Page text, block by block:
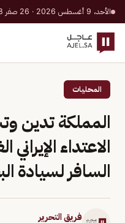
الأحد، 9 أغسطس 2026 · 26 صفر 1448 هـ
المحليات
المملكة تدين
الاعتداء
السافر لسيادة
فريق التحرير